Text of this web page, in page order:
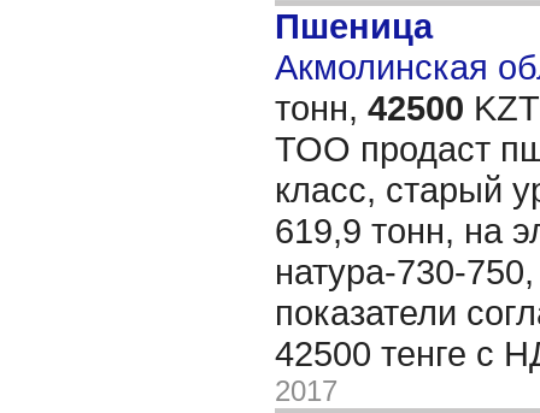
Пшеница
Акмолинская
тонн, 42500
ТОО продаст
класс, старый
619,9 тонн, на
натура-730-
показатели
42500 тенге с
2017